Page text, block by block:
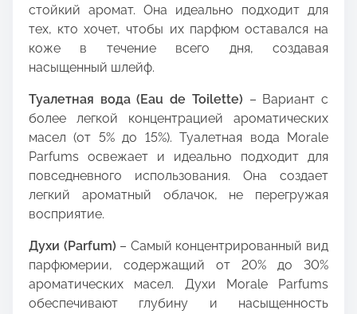
стойкий аромат. Она идеально подходит для
тех, кто хочет, чтобы их парфюм оставался на
коже в течение всего дня, создавая
насыщенный шлейф.
Туалетная вода (Eau de Toilette) – Вариант с
более легкой концентрацией ароматических
масел (от 5% до 15%). Туалетная вода Morale
Parfums освежает и идеально подходит для
повседневного использования. Она создает
легкий ароматный облачок, не перегружая
восприятие.
Духи (Parfum) – Самый концентрированный вид
парфюмерии, содержащий от 20% до 30%
ароматических масел. Духи Morale Parfums
обеспечивают глубину и насыщенность